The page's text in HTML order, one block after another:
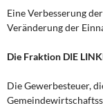
Eine Verbesserung
Veränderung der
Die Fraktion DIE
Die Gewerbesteuer,